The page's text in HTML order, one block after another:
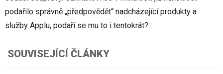
podařilo správně „předpovědět“ nadcházející produkty a
služby Applu, podaří se mu to i tentokrát?
SOUVISEJÍCÍ ČLÁNKY